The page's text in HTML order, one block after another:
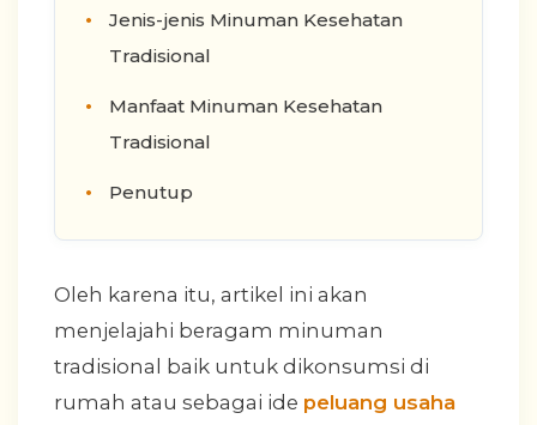
Jenis-jenis Minuman Kesehatan
Tradisional
Manfaat Minuman Kesehatan
Tradisional
Penutup
Oleh karena itu, artikel ini akan
menjelajahi beragam minuman
tradisional baik untuk dikonsumsi di
rumah atau sebagai ide peluang usaha